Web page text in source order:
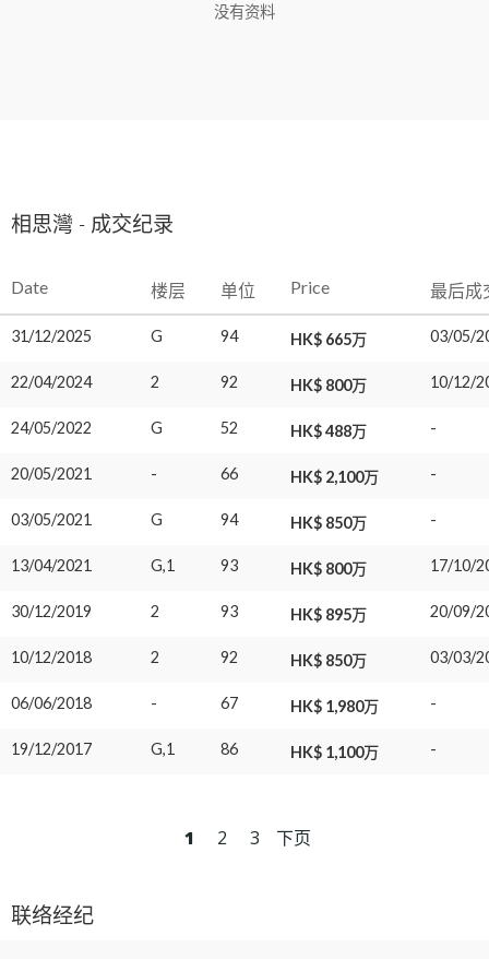
联络经纪
没有资料
相思灣 - 成交纪录
Date 楼层 单位 Price 最后成
31/12/2025 G 94 HK$ 665万 03/05/
22/04/2024 2 92 HK$ 800万 10/12/
24/05/2022 G 52 HK$ 488万 -
20/05/2021 - 66 HK$ 2,100万 -
03/05/2021 G 94 HK$ 850万 -
13/04/2021 G,1 93 HK$ 800万 17/10/
30/12/2019 2 93 HK$ 895万 20/09/
10/12/2018 2 92 HK$ 850万 03/03/
06/06/2018 - 67 HK$ 1,980万 -
19/12/2017 G,1 86 HK$ 1,100万 -
1 2 3 下页